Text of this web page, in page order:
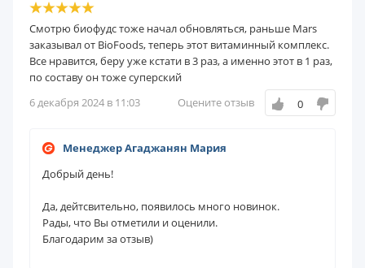
Смотрю биофудс тоже начал обновляться, раньше Mars
заказывал от BioFoods, теперь этот витаминный комплекс.
Все нравится, беру уже кстати в 3 раз, а именно этот в 1 раз,
по составу он тоже суперский
6 декабря 2024 в 11:03
Оцените отзыв 0
Менеджер Агаджанян Мария
Добрый день!
Да, дейтсвительно, появилось много новинок.
Рады, что Вы отметили и оценили.
Благодарим за отзыв)